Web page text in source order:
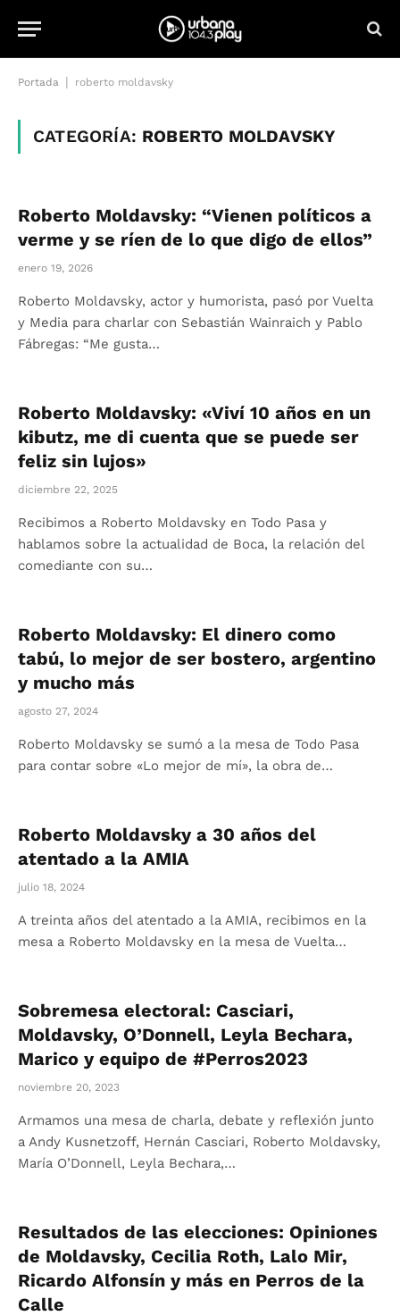
Portada roberto moldavsky
CATEGORÍA: ROBERTO MOLDAVSKY
Roberto Moldavsky: “Vienen políticos a
verme y se ríen de lo que digo de ellos”
enero 19, 2026
Roberto Moldavsky, actor y humorista, pasó por Vuelta
y Media para charlar con Sebastián Wainraich y Pablo
Fábregas: “Me gusta…
Roberto Moldavsky: «Viví 10 años en un
kibutz, me di cuenta que se puede ser
feliz sin lujos»
diciembre 22, 2025
Recibimos a Roberto Moldavsky en Todo Pasa y
hablamos sobre la actualidad de Boca, la relación del
comediante con su…
Roberto Moldavsky: El dinero como
tabú, lo mejor de ser bostero, argentino
y mucho más
agosto 27, 2024
Roberto Moldavsky se sumó a la mesa de Todo Pasa
para contar sobre «Lo mejor de mí», la obra de…
Roberto Moldavsky a 30 años del
atentado a la AMIA
julio 18, 2024
A treinta años del atentado a la AMIA, recibimos en la
mesa a Roberto Moldavsky en la mesa de Vuelta…
Sobremesa electoral: Casciari,
Moldavsky, O’Donnell, Leyla Bechara,
Marico y equipo de #Perros2023
noviembre 20, 2023
Armamos una mesa de charla, debate y reflexión junto
a Andy Kusnetzoff, Hernán Casciari, Roberto Moldavsky,
María O’Donnell, Leyla Bechara,…
Resultados de las elecciones: Opiniones
de Moldavsky, Cecilia Roth, Lalo Mir,
Ricardo Alfonsín y más en Perros de la
Calle